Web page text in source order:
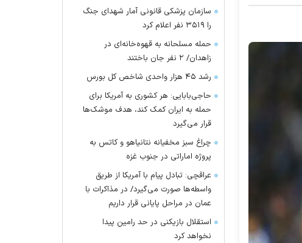
سازمان پزشکی قانونی آمار شهدای جنگ
را ۳۵۱۹ نفر اعلام کرد
حمله مسلحانه به قهوه‌خانه‌ای در
زاهدان/ ۲ نفر جان باختند
رشد ۴۵ هزار واحدی شاخص کل بورس
حاجی‌بابایی: هر کشوری به آمریکا برای
حمله به ایران کمک کند، هدف موشک‌ها
قرار می‌گیرد
چراغ سبز مخفیانه نتانیاهو و کاتس به
پروژه اماراتی در جنوب غزه
عراقچی: تبادل پیام با آمریکا از طریق
واسطه‌ها صورت می‌گیرد/ در مذاکرات با
عمان در مراحل پایانی قرار داریم
استقلال بازیکنی در حد رامین پیدا
نخواهد کرد